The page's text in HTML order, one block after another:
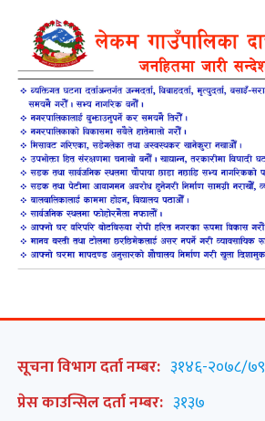
सूचना विभाग दर्ता नम्बर: ३१४६-२०७८/७९
प्रेस काउन्सिल दर्ता नम्बर: ३१३७